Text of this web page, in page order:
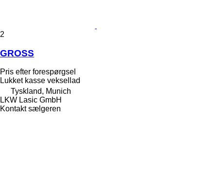
2
GROSS
Pris efter forespørgsel
Lukket kasse veksellad
Tyskland, Munich
LKW Lasic GmbH
Kontakt sælgeren